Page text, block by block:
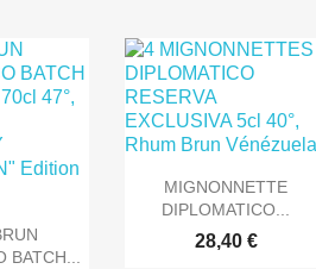
BATCH...
 Aperçu rapide
MIGNONNETTE
DIPLOMATICO...
28,40 €